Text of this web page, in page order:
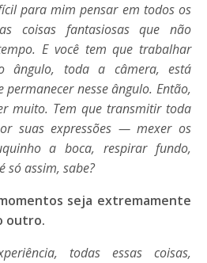
para mim pensar em todos os
coisas fantasiosas que não
E você tem que trabalhar
ângulo, toda a câmera, está
nesse ângulo. Então,
muito. Tem que transmitir toda
suas expressões — mexer os
a boca, respirar fundo,
só assim, sabe?
seja extremamente
outro.
todas essas coisas,